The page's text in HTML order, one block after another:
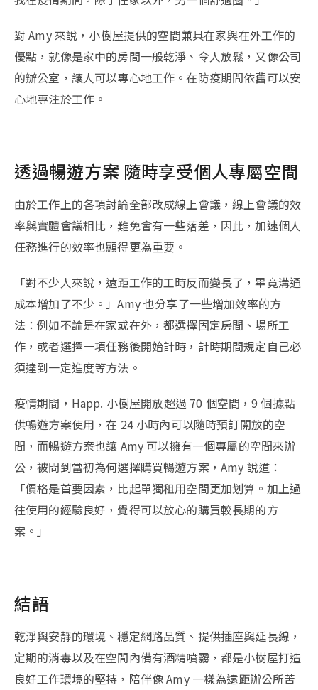
對 Amy 來說，小樹屋提供的空間兼具在家與在外工作的
優點，就像是家中的房間一般乾淨、令人放鬆，又像公司
的辦公室，讓人可以專心地工作。在防疫期間依舊可以安
心地專注於工作。
透過暢遊方案 隨時享受個人專屬空間
由於工作上的各項討論全部改成線上會議，線上會議的效
率與實體會議相比，難免會有一些落差，因此，加速個人
任務進行的效率也顯得更為重要。
「對不少人來說，遠距工作的工時反而變長了，畢竟溝通
成本增加了不少。」Amy 也分享了一些增加效率的方
法：例如不論是在家或在外，都選擇固定房間、場所工
作，或者選擇一項任務後開始計時，計時期間規定自己必
須達到一定進度等方法。
疫情期間，Happ. 小樹屋開放超過 70 個空間，9 個據點
供暢遊方案使用，在 24 小時內可以隨時預訂開放的空
間，而暢遊方案也讓 Amy 可以擁有一個專屬的空間來辦
公，被問到當初為何選擇購買暢遊方案，Amy 說道：
「價格是首要因素，比起單獨租用空間更加划算。加上過
往使用的經驗良好，覺得可以放心的購買較長期的方
案。」
結語
乾淨與安靜的環境、穩定網路品質、提供插座與延長線，
定期的消毒以及在空間內備有酒精噴霧，都是小樹屋打造
良好工作環境的堅持，陪伴像 Amy 一樣為遠距辦公所苦